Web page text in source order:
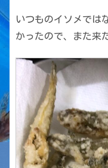
いつものイソメでは
かったので、また来